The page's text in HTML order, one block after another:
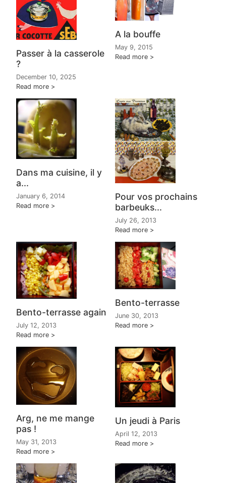
Passer à la casserole
?
December 10, 2025
Read more
A la bouffe
May 9, 2015
Read more
Dans ma cuisine, il y
a...
January 6, 2014
Read more
Pour vos prochains
barbeuks...
July 26, 2013
Read more
Bento-terrasse again
July 12, 2013
Read more
Bento-terrasse
June 30, 2013
Read more
Arg, ne me mange
pas !
May 31, 2013
Read more
Un jeudi à Paris
April 12, 2013
Read more